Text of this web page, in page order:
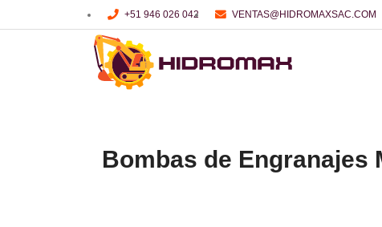
+51 946 026 042 VENTAS@HIDROMAXSAC.COM
Bombas de Engranajes